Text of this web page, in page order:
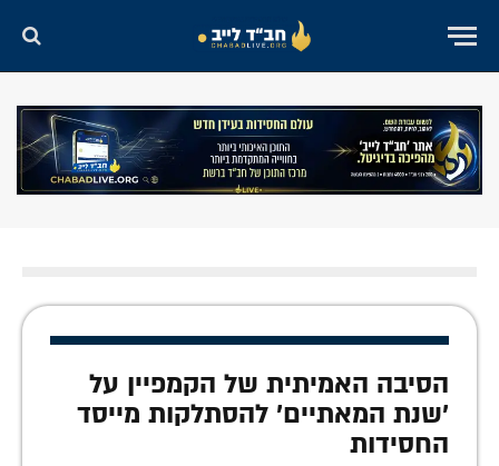
הסיבה האמיתית של הקמפיין על
'שנת המאתיים' להסתלקות מייסד
החסידות